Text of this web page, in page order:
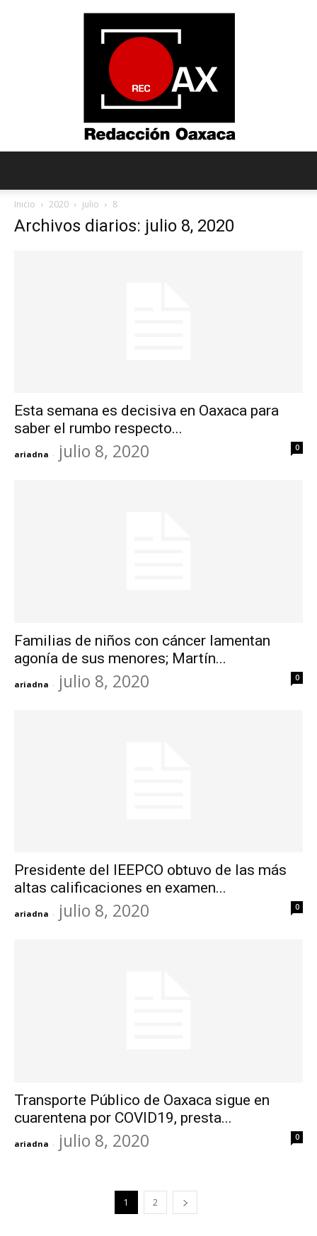
Inicio 2020 julio 8
Archivos diarios: julio 8, 2020
Esta semana es decisiva en Oaxaca para
saber el rumbo respecto...
ariadna - julio 8, 2020 0
Familias de niños con cáncer lamentan
agonía de sus menores; Martín...
ariadna - julio 8, 2020 0
Presidente del IEEPCO obtuvo de las más
altas calificaciones en examen...
ariadna - julio 8, 2020 0
Transporte Público de Oaxaca sigue en
cuarentena por COVID19, presta...
ariadna - julio 8, 2020 0
1 2